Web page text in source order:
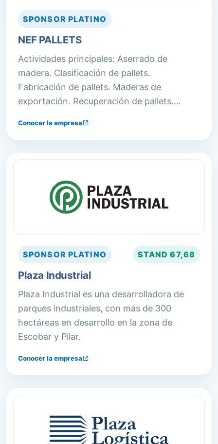
SPONSOR PLATINO
NEF PALLETS
Actividades principales: Aserrado de
madera. Clasificación de pallets.
Fabricación de pallets. Maderas de
exportación. Recuperación de pallets.
CATEM para tratamiento térmico de
Conocer la empresa
SPONSOR PLATINO STAND67,68
Plaza Industrial
Plaza Industrial es una desarrolladora de
parques industriales, con más de 300
hectáreas en desarrollo en la zona de
Escobar y Pilar.
Conocer la empresa